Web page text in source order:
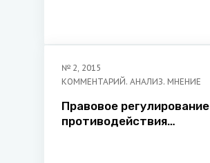
№ 2, 2015
КОММЕНТАРИЙ. АНАЛИЗ. МНЕНИЕ
Правовое регулирование
противодействия